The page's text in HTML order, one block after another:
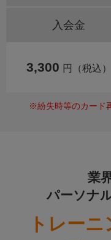
入会金
3,300 円（税込）
※紛失時等のカード
業
パーソナ
トレー